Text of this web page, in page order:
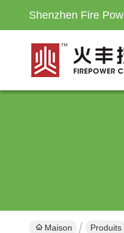
Shenzhen Fire
Maison Produits